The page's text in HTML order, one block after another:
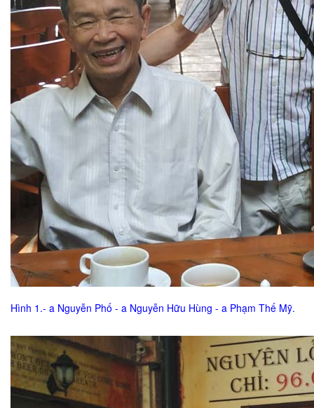
Hình 1.- a Nguyễn Phố - a Nguyễn Hữu Hùng - a Phạm Thế Mỹ.